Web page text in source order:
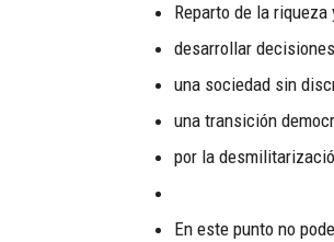
Reparto de la
desarrollar
una sociedad sin
una transición
por la
En este punto no